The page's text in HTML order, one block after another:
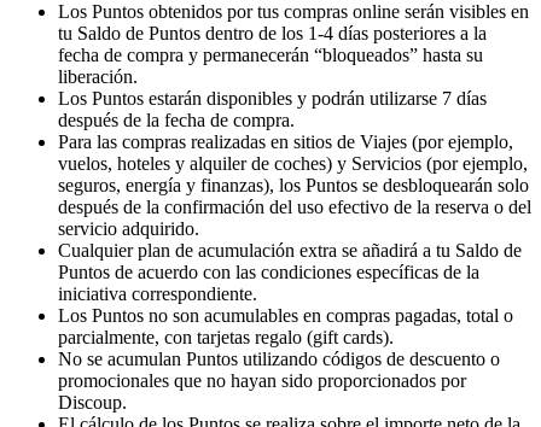
Los Puntos obtenidos por tus compras online serán visibles en
tu Saldo de Puntos dentro de los 1-4 días posteriores a la
fecha de compra y permanecerán “bloqueados” hasta su
liberación.
Los Puntos estarán disponibles y podrán utilizarse 7 días
después de la fecha de compra.
Para las compras realizadas en sitios de Viajes (por ejemplo,
vuelos, hoteles y alquiler de coches) y Servicios (por ejemplo,
seguros, energía y finanzas), los Puntos se desbloquearán solo
después de la confirmación del uso efectivo de la reserva o del
servicio adquirido.
Cualquier plan de acumulación extra se añadirá a tu Saldo de
Puntos de acuerdo con las condiciones específicas de la
iniciativa correspondiente.
Los Puntos no son acumulables en compras pagadas, total o
parcialmente, con tarjetas regalo (gift cards).
No se acumulan Puntos utilizando códigos de descuento o
promocionales que no hayan sido proporcionados por
Discoup.